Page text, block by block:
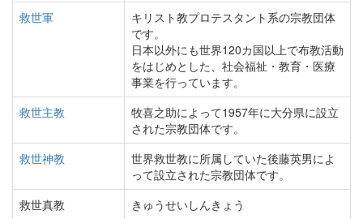
救世軍
キリスト教プロテスタント系の宗教団体
です。
日本以外にも世界120カ国以上で布教活動
をはじめとした、社会福祉・教育・医療
事業を行っています。
救世主教
牧喜之助によって1957年に大分県に設立
された宗教団体です。
救世神教
世界救世教に所属していた後藤英男によ
って設立された宗教団体です。
救世真教
きゅうせいしんきょう